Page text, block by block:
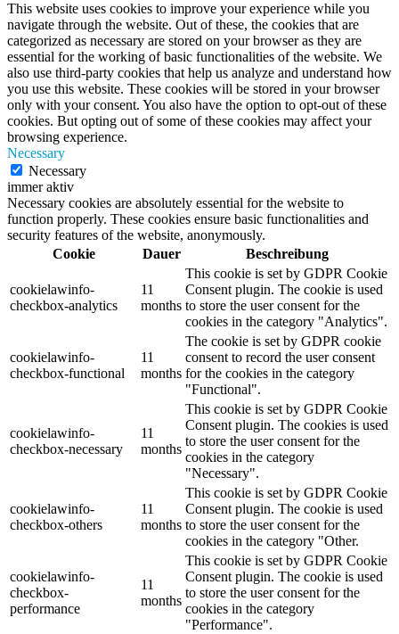
This website uses cookies to improve your experience while you
navigate through the website. Out of these, the cookies that are
categorized as necessary are stored on your browser as they are
essential for the working of basic functionalities of the website. We
also use third-party cookies that help us analyze and understand how
you use this website. These cookies will be stored in your browser
only with your consent. You also have the option to opt-out of these
cookies. But opting out of some of these cookies may affect your
browsing experience.
Necessary
Necessary
immer aktiv
Necessary cookies are absolutely essential for the website to
function properly. These cookies ensure basic functionalities and
security features of the website, anonymously.
Cookie
Dauer Beschreibung
cookielawinfo-
checkbox-analytics
11
months
This cookie is set by GDPR Cookie
Consent plugin. The cookie is used
to store the user consent for the
cookies in the category "Analytics".
cookielawinfo-
checkbox-functional
11
months
The cookie is set by GDPR cookie
consent to record the user consent
for the cookies in the category
"Functional".
cookielawinfo-
checkbox-necessary
11
months
This cookie is set by GDPR Cookie
Consent plugin. The cookies is used
to store the user consent for the
cookies in the category
"Necessary".
cookielawinfo-
checkbox-others
11
months
This cookie is set by GDPR Cookie
Consent plugin. The cookie is used
to store the user consent for the
cookies in the category "Other.
cookielawinfo-
checkbox-
performance
11
months
This cookie is set by GDPR Cookie
Consent plugin. The cookie is used
to store the user consent for the
cookies in the category
"Performance".